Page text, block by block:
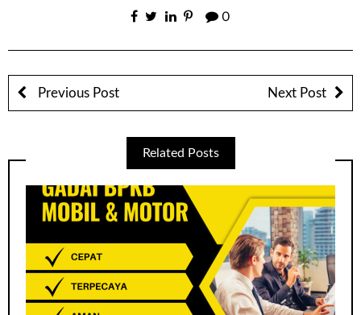
0
Previous Post Next Post
Related Posts